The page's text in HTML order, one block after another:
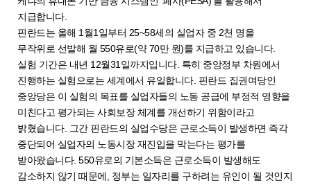
지급합니다.
핀란드는 올해 1월1일부터 25~58세의 실업자 중 2천 명을
무작위로 선발해 월 550유로(약 70만 원)를 지급하고 있습니다.
실험 기간은 내년 12월31일까지입니다. 특히 중앙정부 차원에서
진행하는 실험으로는 세계에서 유일합니다. 핀란드 집권여당인
중앙당은 이 실험의 목표를 실업자들의 노동 공급에 부정적 영향을
미친다고 평가되는 사회보장 체계를 개선하기 위함이라고
밝혔습니다. 그간 핀란드의 실업수당은 근로소득이 발생하면 즉각
중단되어 실업자의 노동시장 재진입을 막는다는 평가를
받아왔습니다. 550유로의 기본소득은 근로소득이 발생해도
감소하지 않기 때문에, 정부는 일자리를 구하려는 유인이 될 것인지